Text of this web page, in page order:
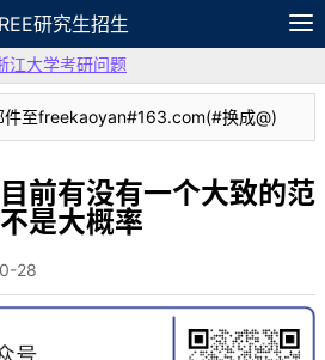
研究生招生
APP 笔记
江大学考研问题
件至freekaoyan#163.com(#换成@)
前有没有一个大致的范
是大概率
28